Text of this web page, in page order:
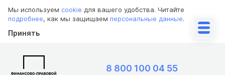
Мы используем cookie для вашего удобства. Читайте
подробнее, как мы защищаем персональные данные.
Принять
8 800 100 04 55